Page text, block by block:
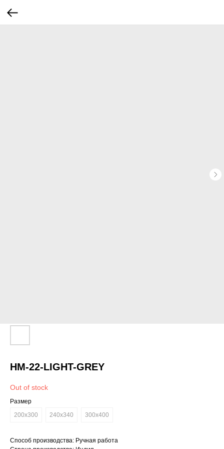
HM-22-LIGHT-GREY
Out of stock
Размер
200x300
240х340 300x400
Способ производства: Ручная работа